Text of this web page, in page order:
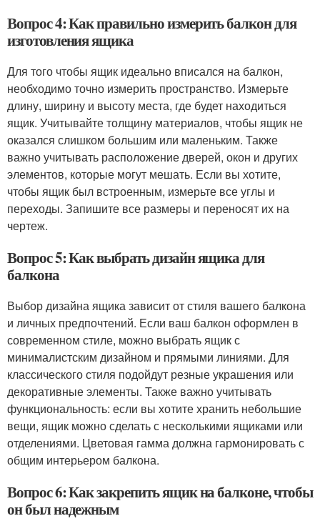
Вопрос 4: Как правильно измерить балкон для
изготовления ящика
Для того чтобы ящик идеально вписался на балкон,
необходимо точно измерить пространство. Измерьте
длину, ширину и высоту места, где будет находиться
ящик. Учитывайте толщину материалов, чтобы ящик не
оказался слишком большим или маленьким. Также
важно учитывать расположение дверей, окон и других
элементов, которые могут мешать. Если вы хотите,
чтобы ящик был встроенным, измерьте все углы и
переходы. Запишите все размеры и переносят их на
чертеж.
Вопрос 5: Как выбрать дизайн ящика для
балкона
Выбор дизайна ящика зависит от стиля вашего балкона
и личных предпочтений. Если ваш балкон оформлен в
современном стиле, можно выбрать ящик с
минималистским дизайном и прямыми линиями. Для
классического стиля подойдут резные украшения или
декоративные элементы. Также важно учитывать
функциональность: если вы хотите хранить небольшие
вещи, ящик можно сделать с несколькими ящиками или
отделениями. Цветовая гамма должна гармонировать с
общим интерьером балкона.
Вопрос 6: Как закрепить ящик на балконе, чтобы
он был надежным